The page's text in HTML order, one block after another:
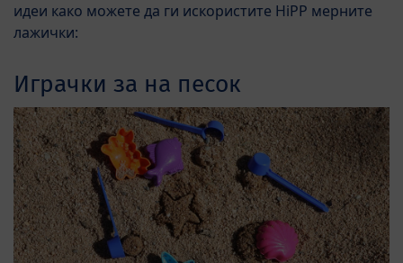
идеи како можете да ги искористите HiPP мерните
лажички:
Играчки за на песок